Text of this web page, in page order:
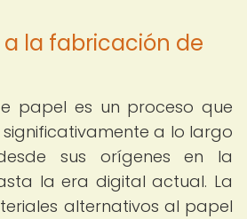
la fabricación de
papel es un proceso que
a lo largo
sus orígenes en la
la era digital actual. La
alternativos al papel